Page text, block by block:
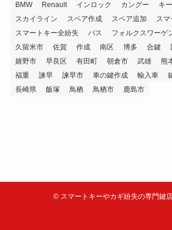
BMW Renault インロック カングー キ
スカイライン
スペア作成 スペア追加
ス
スマートキー全紛失
バス フォルクスワーゲ
久留米市
佐賀 作成 南区 博多 合鍵
嬉野市
早良区 有田町 朝倉市 武雄 熊
福重
諫早 諫早市 車の鍵作成 輸入車
長崎県
飯塚 鳥栖 鳥栖市 鹿島市
©スマートキーやカギ紛失の専門鍵